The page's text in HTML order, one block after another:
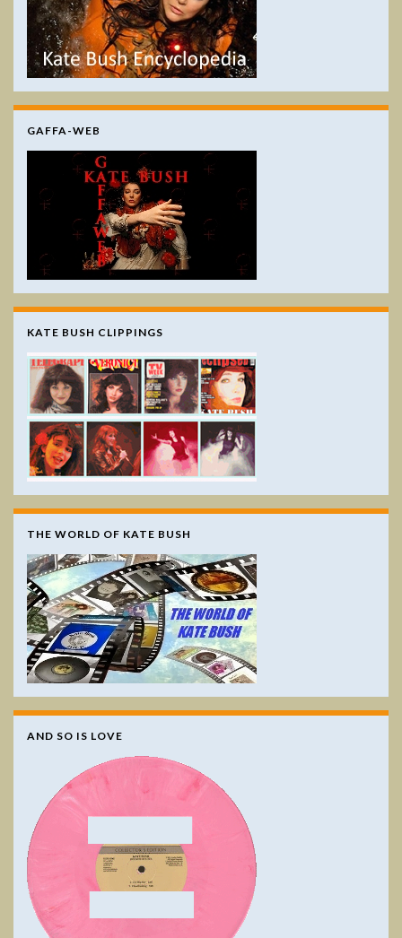
GAFFA-WEB
KATE BUSH CLIPPINGS
THE WORLD OF KATE BUSH
AND SO IS LOVE